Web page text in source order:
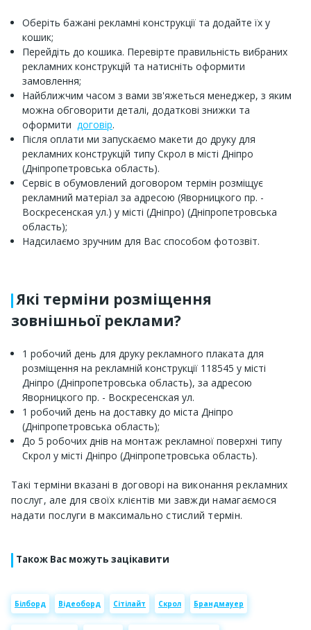
Оберіть бажані рекламні конструкції та додайте їх у
кошик;
Перейдіть до кошика. Перевірте правильність вибраних
рекламних конструкцій та натисніть оформити
замовлення;
Найближчим часом з вами зв'яжеться менеджер, з яким
можна обговорити деталі, додаткові знижки та
оформити договір.
Після оплати ми запускаємо макети до друку для
рекламних конструкцій типу Скрол в місті Дніпро
(Дніпропетровська область).
Сервіс в обумовлений договором термін розміщує
рекламний матеріал за адресою (Яворницкого пр. -
Воскресенская ул.) у місті (Дніпро) (Дніпропетровська
область);
Надсилаємо зручним для Вас способом фотозвіт.
Які терміни розміщення
зовнішньої реклами?
1 робочий день для друку рекламного плаката для
розміщення на рекламній конструкції 118545 у місті
Дніпро (Дніпропетровська область), за адресою
Яворницкого пр. - Воскресенская ул.
1 робочий день на доставку до міста Дніпро
(Дніпропетровська область);
До 5 робочих днів на монтаж рекламної поверхні типу
Скрол у місті Дніпро (Дніпропетровська область).
Такі терміни вказані в договорі на виконання рекламних
послуг, але для своїх клієнтів ми завжди намагаємося
надати послуги в максимально стислий термін.
Також Вас можуть зацікавити
Білборд Відеоборд Сітілайт Скрол Брандмауер